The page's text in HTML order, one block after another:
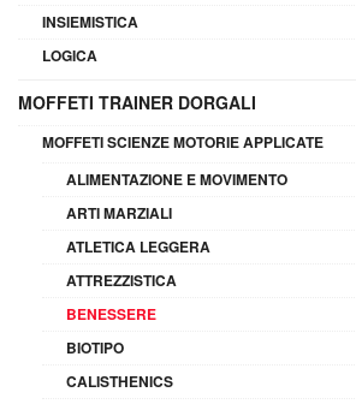
INSIEMISTICA
LOGICA
MOFFETI TRAINER DORGALI
MOFFETI SCIENZE MOTORIE APPLICATE
ALIMENTAZIONE E MOVIMENTO
ARTI MARZIALI
ATLETICA LEGGERA
ATTREZZISTICA
BENESSERE
BIOTIPO
CALISTHENICS